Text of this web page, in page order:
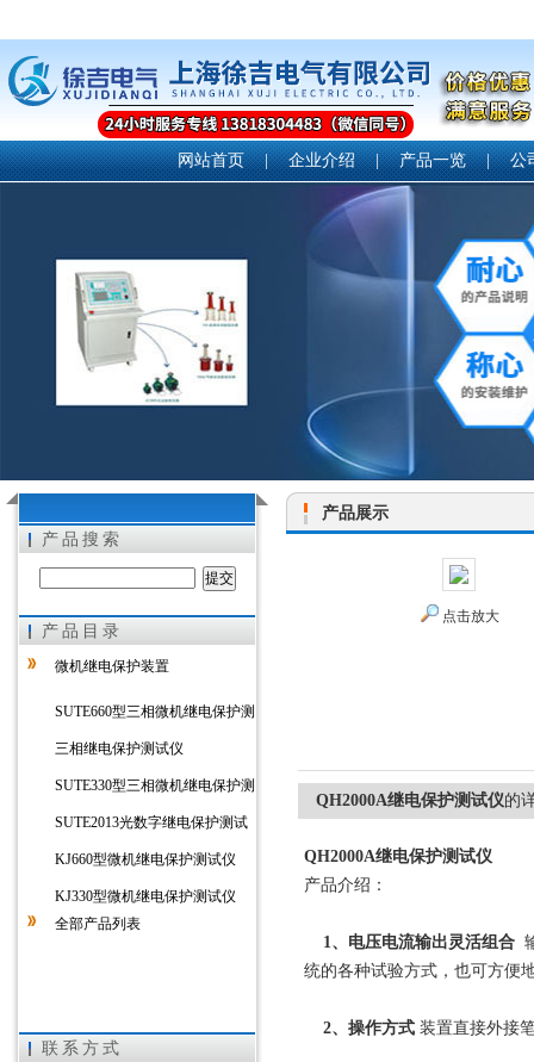
上海徐吉电气有限公司
网站首页 | 企业介绍 | 产品一览 | 公
产品搜索
产品目录
微机继电保护装置
SUTE660型三相微机继电保护测
三相继电保护测试仪
SUTE330型三相微机继电保护测
SUTE2013光数字继电保护测试
KJ660型微机继电保护测试仪
KJ330型微机继电保护测试仪
全部产品列表
联系方式
产品展示
点击放大
QH2000A继电保护测试仪的
QH2000A继电保护测试仪
产品介绍：
1、电压电流输出灵活组合
统的各种试验方式，也可方便
2、操作方式 装置直接外接